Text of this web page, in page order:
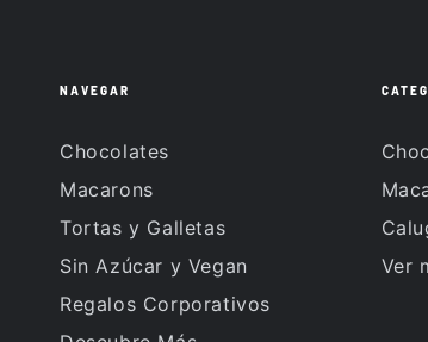
NAVEGAR
Chocolates
Macarons
Tortas y Galletas
Sin Azúcar y Vegan
Regalos Corporativos
Ver